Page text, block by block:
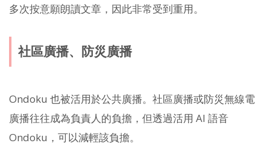
多次按意願朗讀文章，因此非常受到重用。
社區廣播、防災廣播
Ondoku 也被活用於公共廣播。社區廣播或防災無線電
廣播往往成為負責人的負擔，但透過活用 AI 語音
Ondoku，可以減輕該負擔。